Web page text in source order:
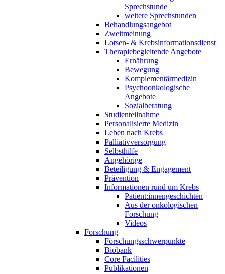
Sprechstunde
weitere Sprechstunden
Behandlungsangebot
Zweitmeinung
Lotsen- & Krebsinformationsdienst
Therapiebegleitende Angebote
Ernährung
Bewegung
Komplementärmedizin
Psychoonkologische
Angebote
Sozialberatung
Studienteilnahme
Personalisierte Medizin
Leben nach Krebs
Palliativversorgung
Selbsthilfe
Angehörige
Beteiligung & Engagement
Prävention
Informationen rund um Krebs
Patient:innengeschichten
Aus der onkologischen
Forschung
Videos
Forschung
Forschungsschwerpunkte
Biobank
Core Facilities
Publikationen